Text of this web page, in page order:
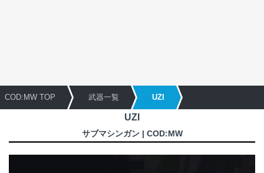
COD:MW TOP 武器一覧 UZI
UZI
サブマシンガン | COD:MW